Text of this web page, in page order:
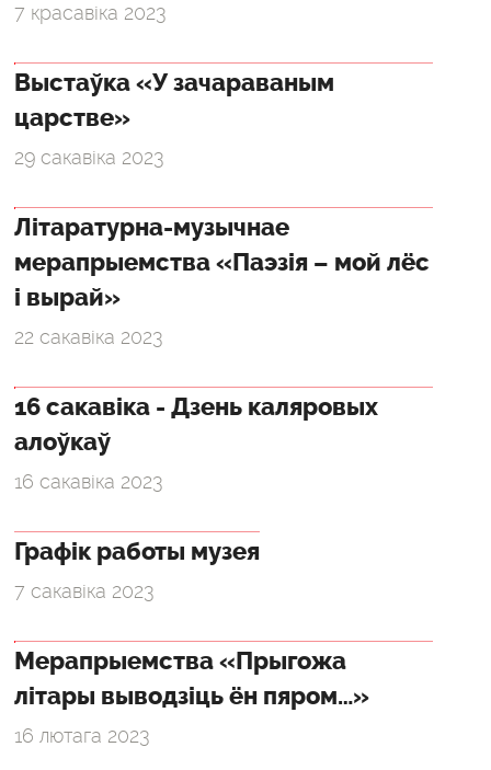
7 красавіка 2023
Выстаўка «У зачараваным
царстве»
29 сакавіка 2023
Літаратурна-музычнае
мерапрыемства «Паэзія – мой лёс
і вырай»
22 сакавіка 2023
16 сакавіка - Дзень каляровых
алоўкаў
16 сакавіка 2023
Графік работы музея
7 сакавіка 2023
Мерапрыемства «Прыгожа
літары выводзіць ён пяром…»
16 лютага 2023